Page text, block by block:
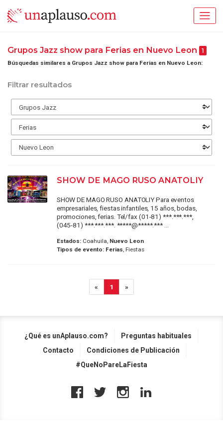
Grupos Jazz show para Ferias en Nuevo Leon 1
Búsquedas similares a Grupos Jazz show para Ferias en Nuevo Leon:
Filtrar resultados
SHOW DE MAGO RUSO ANATOLIY
SHOW DE MAGO RUSO ANATOLIY Para eventos
empresariales, fiestas infantiles, 15 años, bodas,
promociones, ferias. Tel/fax (01-81) ***.***.***,
(045-81) ***.***.***. *****@*****.*** ...
Estados:Coahuila, Nuevo Leon
Tipos de evento: Ferias, Fiestas
« 1 »
¿Qué es unAplauso.com?
Preguntas habituales
Contacto
Condiciones de Publicación
#QueNoPareLaFiesta